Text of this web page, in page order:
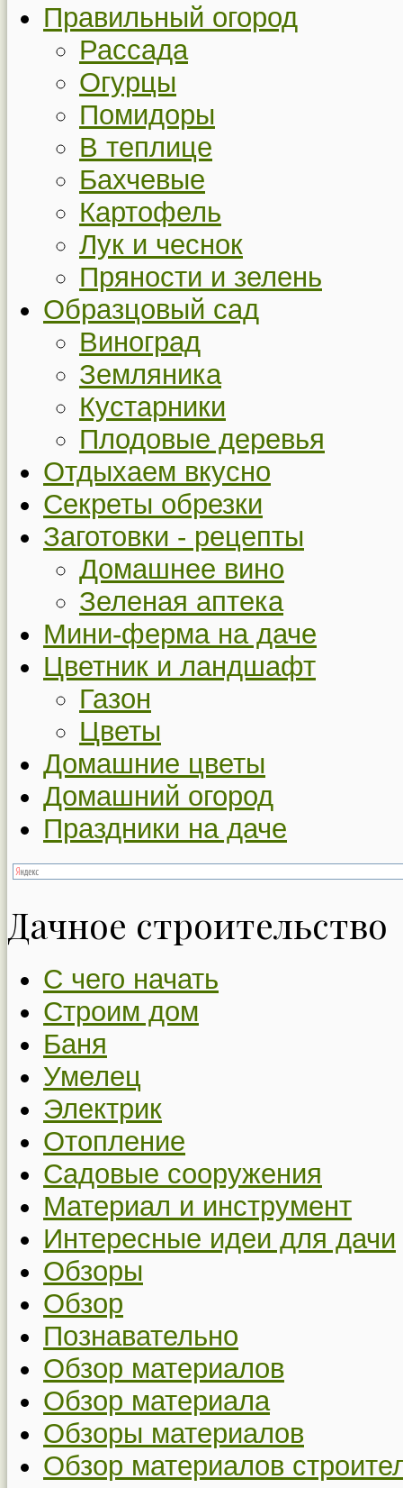
Правильный огород
Рассада
Огурцы
Помидоры
В теплице
Бахчевые
Картофель
Лук и чеснок
Пряности и зелень
Образцовый сад
Виноград
Земляника
Кустарники
Плодовые деревья
Отдыхаем вкусно
Секреты обрезки
Заготовки - рецепты
Домашнее вино
Зеленая аптека
Мини-ферма на даче
Цветник и ландшафт
Газон
Цветы
Домашние цветы
Домашний огород
Праздники на даче
Дачное строительство
С чего начать
Строим дом
Баня
Умелец
Электрик
Отопление
Садовые сооружения
Материал и инструмент
Интересные идеи для дачи
Обзоры
Обзор
Познавательно
Обзор материалов
Обзор материала
Обзоры материалов
Обзор материалов